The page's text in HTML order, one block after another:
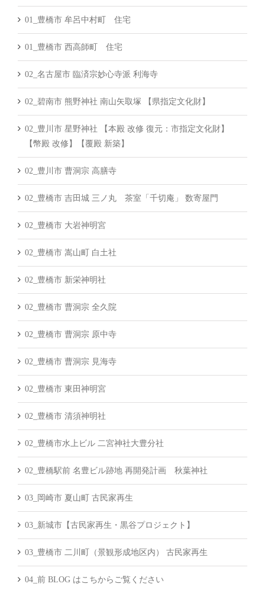
01_豊橋市 牟呂中村町 住宅
01_豊橋市 西高師町 住宅
02_名古屋市 臨済宗妙心寺派 利海寺
02_碧南市 熊野神社 南山矢取塚 【県指定文化財】
02_豊川市 星野神社 【本殿 改修 復元：市指定文化財】
【幣殿 改修】【覆殿 新築】
02_豊川市 曹洞宗 高膳寺
02_豊橋市 吉田城 三ノ丸 茶室「千切庵」 数寄屋門
02_豊橋市 大岩神明宮
02_豊橋市 嵩山町 白土社
02_豊橋市 新栄神明社
02_豊橋市 曹洞宗 全久院
02_豊橋市 曹洞宗 原中寺
02_豊橋市 曹洞宗 見海寺
02_豊橋市 東田神明宮
02_豊橋市 清須神明社
02_豊橋市水上ビル 二宮神社大豊分社
02_豊橋駅前 名豊ビル跡地 再開発計画 秋葉神社
03_岡崎市 夏山町 古民家再生
03_新城市【古民家再生・黒谷プロジェクト】
03_豊橋市 二川町（景観形成地区内） 古民家再生
04_前 BLOG はこちからご覧ください